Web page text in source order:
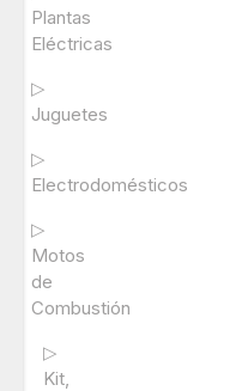
Plantas
Eléctricas
▷
Juguetes
▷
Electrodomésticos
▷
Motos
de
Combustión
▷
Kit,